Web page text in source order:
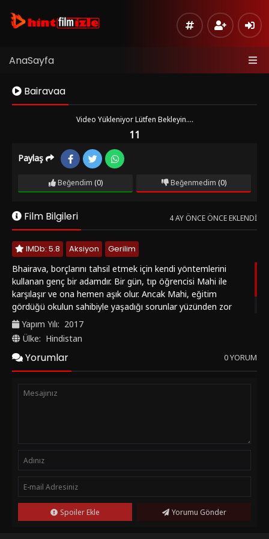
AnaSayfa
Bairavaa
Video Yükleniyor Lütfen Bekleyin....
11
Kaynak
Bildir
Sinema
Modu
Paylaş
Beğendim (0) Beğenmedim (0)
Film Bilgileri 4 AY ÖNCE ÖNCE EKLENDI
IMDb: 5.8 Aksiyon
Gerilim
Bhairava, borçlarını tahsil etmek için kendi yöntemlerini
kullanan genç bir adamdır. Bir gün, tıp öğrencisi Mahi ile
karşılaşır ve ona hemen aşık olur. Ancak Mahi, eğitim
gördüğü okulun sahibiyle yaşadığı sorunlar yüzünden zor
durumda kalır. Bhairava, sevdiği kadını bu sıkıntıdan
kurtarmak için tüm gücüyle mücadele edecektir.
Yapım Yılı: 2017
Ülke: Hindistan
Yorumlar 0 YORUM
Spoiler Ekle Yorumu Gönder